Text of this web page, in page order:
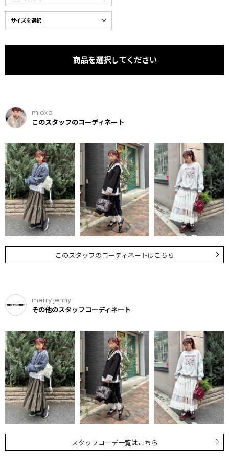
商品を選択してください
mioka
このスタッフのコーディネート
このスタッフのコーディネートはこちら
merry jenny
その他のスタッフコーディネート
スタッフコーデ一覧はこちら